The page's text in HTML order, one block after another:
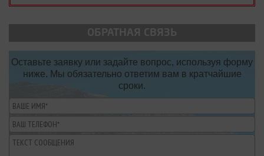
ОБРАТНАЯ СВЯЗЬ
Оставьте заявку или задайте вопрос, используя форму
ниже. Мы обязательно ответим вам в кратчайшие
сроки.